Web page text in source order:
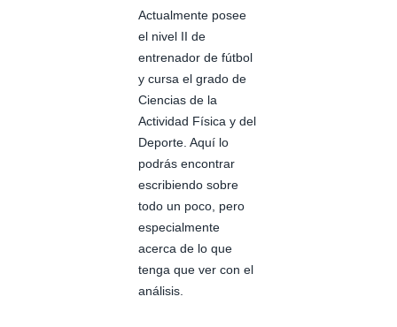
Actualmente posee
el nivel II de
entrenador de fútbol
y cursa el grado de
Ciencias de la
Actividad Física y del
Deporte. Aquí lo
podrás encontrar
escribiendo sobre
todo un poco, pero
especialmente
acerca de lo que
tenga que ver con el
análisis.